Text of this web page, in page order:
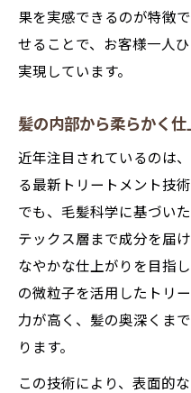
果を実感できるのが特徴
せることで、お客様一人
実現しています。
髪の内部から柔らかく
近年注目されているのは
る最新トリートメント技
でも、毛髪科学に基づい
テックス層まで成分を届
なやかな仕上がりを目指
の微粒子を活用したトリ
力が高く、髪の奥深くま
ります。
この技術により、表面的